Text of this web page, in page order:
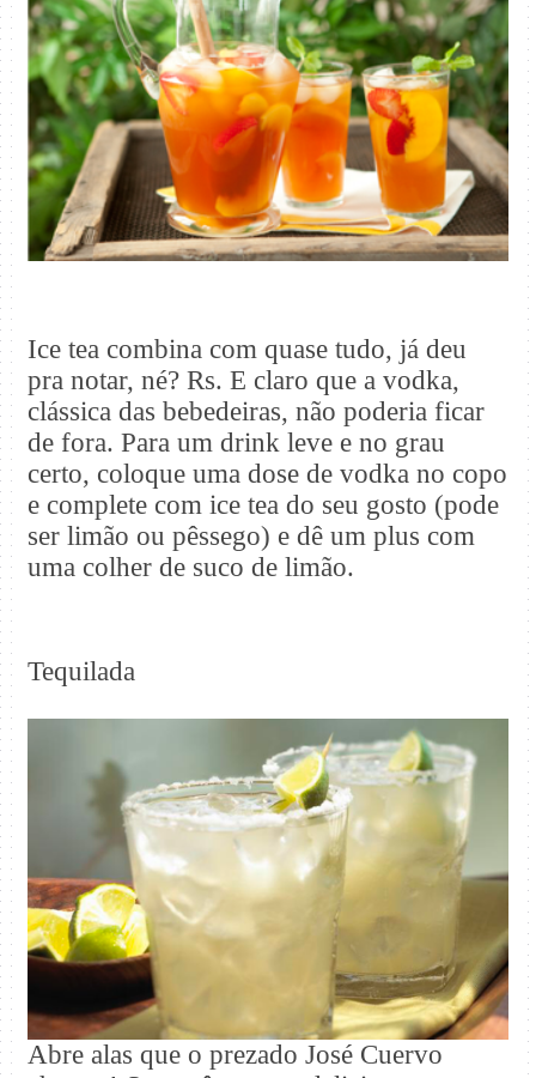
Ice tea combina com quase tudo, já deu
pra notar, né? Rs. E claro que a vodka,
clássica das bebedeiras, não poderia ficar
de fora. Para um drink leve e no grau
certo, coloque uma dose de vodka no copo
e complete com ice tea do seu gosto (pode
ser limão ou pêssego) e dê um plus com
uma colher de suco de limão.
Tequilada
Abre alas que o prezado José Cuervo